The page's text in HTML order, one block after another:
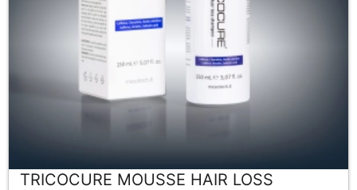
TRICOCURE MOUSSE HAIR LOSS